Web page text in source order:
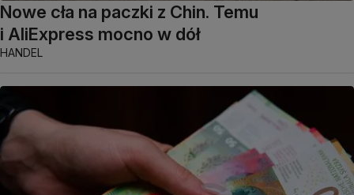
Nowe cła na paczki z Chin. Temu
i AliExpress mocno w dół
HANDEL